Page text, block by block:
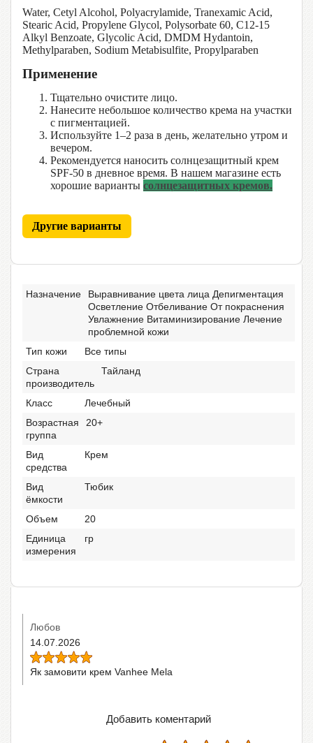
Water, Cetyl Alcohol, Polyacrylamide, Tranexamic Acid,
Stearic Acid, Propylene Glycol, Polysorbate 60, C12-15
Alkyl Benzoate, Glycolic Acid, DMDM Hydantoin,
Methylparaben, Sodium Metabisulfite, Propylparaben
Применение
Тщательно очистите лицо.
Нанесите небольшое количество крема на участки
с пигментацией.
Используйте 1–2 раза в день, желательно утром и
вечером.
Рекомендуется наносить солнцезащитный крем
SPF-50 в дневное время. В нашем магазине есть
хорошие варианты солнцезащитных кремов.
Другие варианты
Назначение
Выравнивание цвета лица Депигментация
Осветление Отбеливание От покраснения
Увлажнение Витаминизирование Лечение
проблемной кожи
Тип кожи
Все типы
Страна
производитель
Тайланд
Класс
Лечебный
Возрастная
группа
20+
Вид
средства
Крем
Вид
ёмкости
Тюбик
Объем
20
Единица
измерения
гр
Любов
14.07.2026
Як замовити крем Vanhee Mela
Добавить коментарий